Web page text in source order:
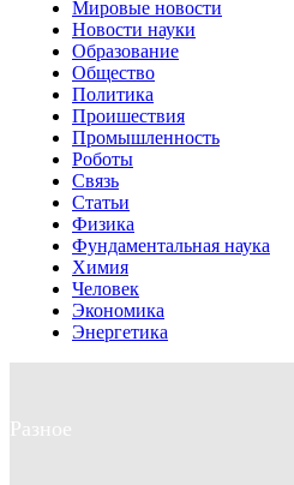
Мировые новости
Новости науки
Образование
Общество
Политика
Проишествия
Промышленность
Роботы
Связь
Статьи
Физика
Фундаментальная наука
Химия
Человек
Экономика
Энергетика
Разное